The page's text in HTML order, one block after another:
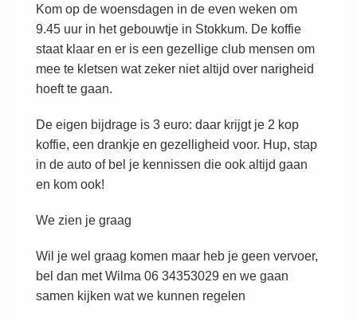
Kom op de woensdagen in de even weken om
9.45 uur in het gebouwtje in Stokkum. De koffie
staat klaar en er is een gezellige club mensen om
mee te kletsen wat zeker niet altijd over narigheid
hoeft te gaan.
De eigen bijdrage is 3 euro: daar krijgt je 2 kop
koffie, een drankje en gezelligheid voor. Hup, stap
in de auto of bel je kennissen die ook altijd gaan
en kom ook!
We zien je graag
Wil je wel graag komen maar heb je geen vervoer,
bel dan met Wilma 06 34353029 en we gaan
samen kijken wat we kunnen regelen